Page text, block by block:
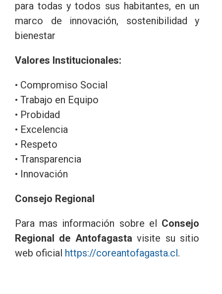
para todas y todos sus habitantes, en un
marco de innovación, sostenibilidad y
bienestar
Valores Institucionales:
• Compromiso Social
• Trabajo en Equipo
• Probidad
• Excelencia
• Respeto
• Transparencia
• Innovación
Consejo Regional
Para mas información sobre el Consejo
Regional de Antofagasta visite su sitio
web oficial https://coreantofagasta.cl.